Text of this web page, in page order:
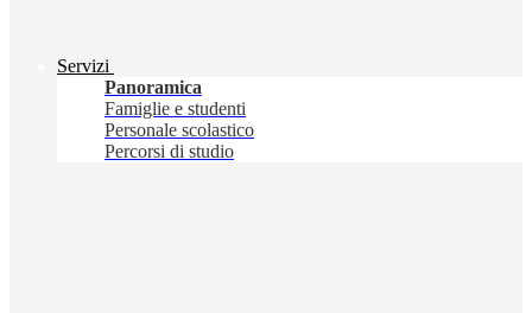
Servizi
Panoramica
Famiglie e studenti
Personale scolastico
Percorsi di studio